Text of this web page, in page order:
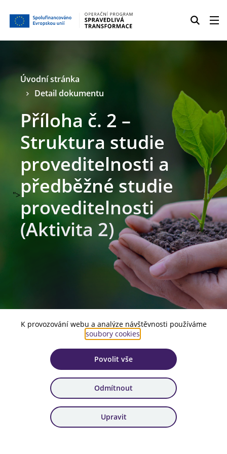
">
Úvodní stránka
Detail dokumentu
Příloha č. 2 –
Struktura studie
proveditelnosti a
předběžné studie
proveditelnosti
(Aktivita 2)
Číslo aktuální verze:
od 15. 5. 2025
K provozování webu a analýze návštěvnosti používáme
soubory cookies
Povolit vše
Odmítnout
Upravit